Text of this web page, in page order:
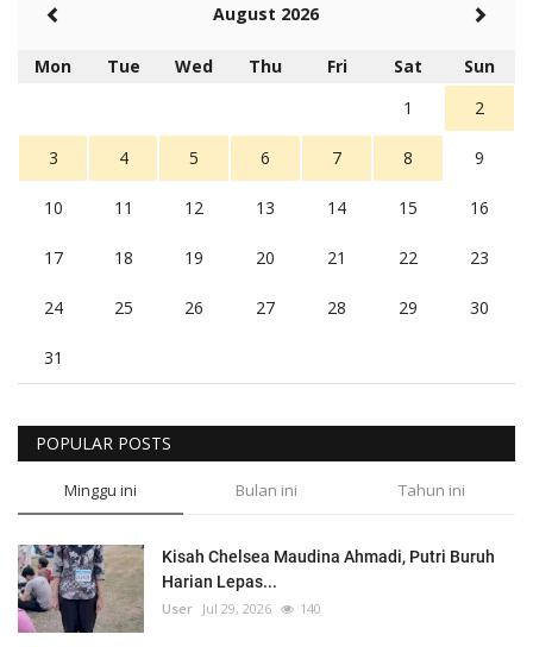
August 2026
Mon Tue Wed Thu Fri Sat
Sun
1
2
3 4 5 6 7 8 9
10 11 12 13 14 15 16
17 18 19 20 21 22 23
24 25 26 27 28 29 30
31
POPULAR POSTS
Minggu ini Bulan ini Tahun ini
Kisah Chelsea Maudina Ahmadi, Putri Buruh
Harian Lepas...
User Jul 29, 2026 140